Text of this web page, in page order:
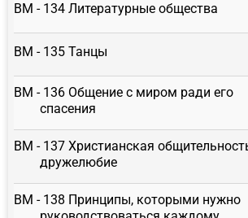
ВМ - 134 Литературные общества
ВМ - 135 Танцы
ВМ - 136 Общение с миром ради его
спасения
ВМ - 137 Христианская
дружелюбие
ВМ - 138 Принципы, которыми нужно